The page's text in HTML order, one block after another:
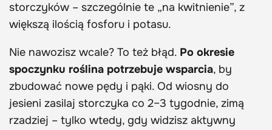
storczyków – szczególnie te „na kwitnienie”, z
większą ilością fosforu i potasu.
Nie nawozisz wcale? To też błąd. Po okresie
spoczynku roślina potrzebuje wsparcia, by
zbudować nowe pędy i pąki. Od wiosny do
jesieni zasilaj storczyka co 2–3 tygodnie, zimą
rzadziej – tylko wtedy, gdy widzisz aktywny